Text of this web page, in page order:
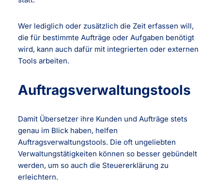
Wer lediglich oder zusätzlich die Zeit erfassen will,
die für bestimmte Aufträge oder Aufgaben benötigt
wird, kann auch dafür mit integrierten oder externen
Tools arbeiten.
Auftragsverwaltungstools
Damit Übersetzer ihre Kunden und Aufträge stets
genau im Blick haben, helfen
Auftragsverwaltungstools. Die oft ungeliebten
Verwaltungstätigkeiten können so besser gebündelt
werden, um so auch die Steuererklärung zu
erleichtern.